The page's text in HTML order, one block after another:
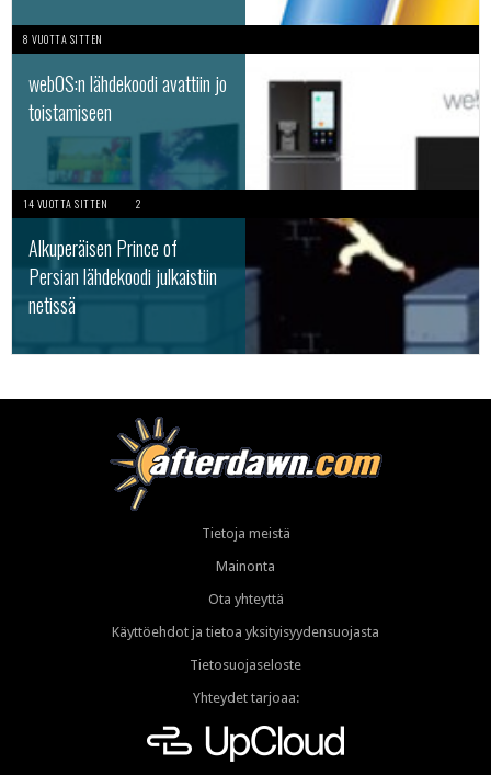
8 VUOTTA SITTEN
webOS:n lähdekoodi avattiin jo
toistamiseen
14 VUOTTA SITTEN 2
Alkuperäisen Prince of
Persian lähdekoodi julkaistiin
netissä
Tietoja meistä
Mainonta
Ota yhteyttä
Käyttöehdot ja tietoa yksityisyydensuojasta
Tietosuojaseloste
Yhteydet tarjoaa: